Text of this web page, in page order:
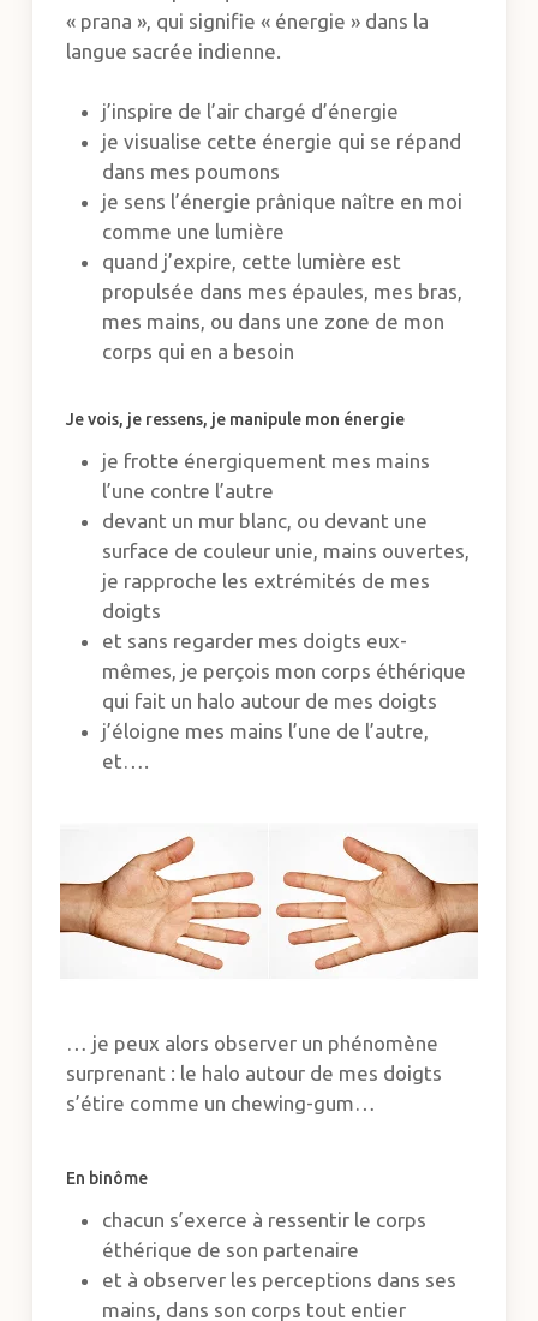
« prana », qui signifie « énergie » dans la
langue sacrée indienne.
j’inspire de l’air chargé d’énergie
je visualise cette énergie qui se répand
dans mes poumons
je sens l’énergie prânique naître en moi
comme une lumière
quand j’expire, cette lumière est
propulsée dans mes épaules, mes bras,
mes mains, ou dans une zone de mon
corps qui en a besoin
Je vois, je ressens, je manipule mon énergie
je frotte énergiquement mes mains
l’une contre l’autre
devant un mur blanc, ou devant une
surface de couleur unie, mains ouvertes,
je rapproche les extrémités de mes
doigts
et sans regarder mes doigts eux-
mêmes, je perçois mon corps éthérique
qui fait un halo autour de mes doigts
j’éloigne mes mains l’une de l’autre,
et….
… je peux alors observer un phénomène
surprenant : le halo autour de mes doigts
s’étire comme un chewing-gum…
En binôme
chacun s’exerce à ressentir le corps
éthérique de son partenaire
et à observer les perceptions dans ses
mains, dans son corps tout entier